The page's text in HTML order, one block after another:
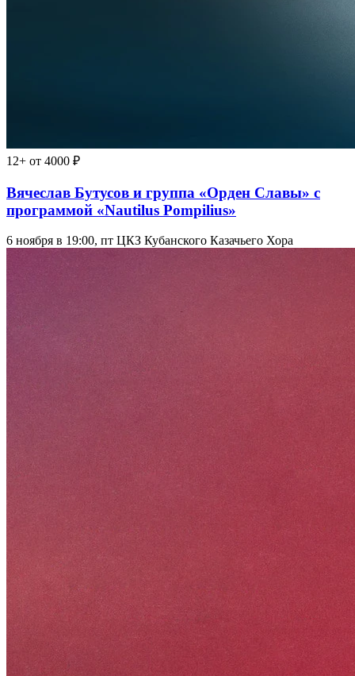
12+ от 4000 ₽
Вячеслав Бутусов и группа «Орден Славы» с
программой «Nautilus Pompilius»
6 ноября в 19:00, пт ЦКЗ Кубанского Казачьего Хора